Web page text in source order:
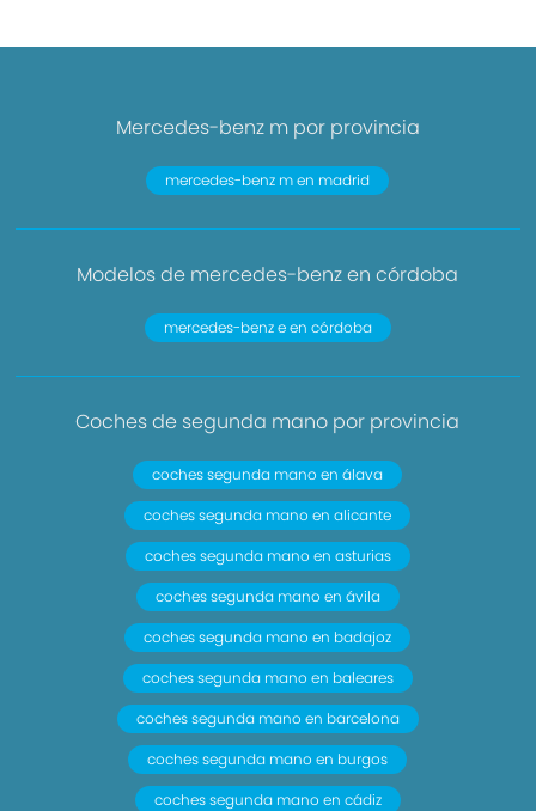
Mercedes-benz m por provincia
mercedes-benz m en madrid
Modelos de mercedes-benz en córdoba
mercedes-benz e en córdoba
Coches de segunda mano por provincia
coches segunda mano en álava
coches segunda mano en alicante
coches segunda mano en asturias
coches segunda mano en ávila
coches segunda mano en badajoz
coches segunda mano en baleares
coches segunda mano en barcelona
coches segunda mano en burgos
coches segunda mano en cádiz